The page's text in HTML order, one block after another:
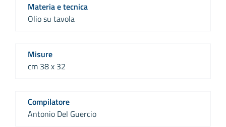
Materia e tecnica
Olio su tavola
Misure
cm 38 x 32
Compilatore
Antonio Del Guercio